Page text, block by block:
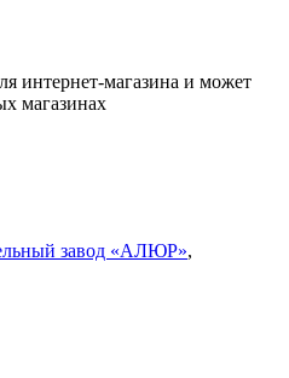
интернет-магазина и может
магазинах
завод «АЛЮР»,